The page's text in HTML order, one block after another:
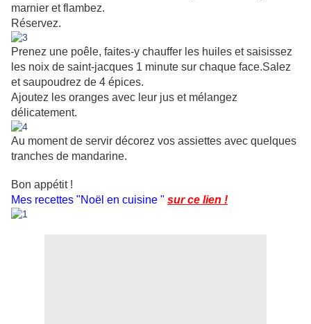
marnier et flambez.
Réservez.
Prenez une poêle, faites-y chauffer les huiles et saisissez
les noix de saint-jacques 1 minute sur chaque face.Salez
et saupoudrez de 4 épices.
Ajoutez les oranges avec leur jus et mélangez
délicatement.
Au moment de servir décorez vos assiettes avec quelques
tranches de mandarine.
Bon appétit !
Mes recettes "Noël en cuisine " sur ce lien !